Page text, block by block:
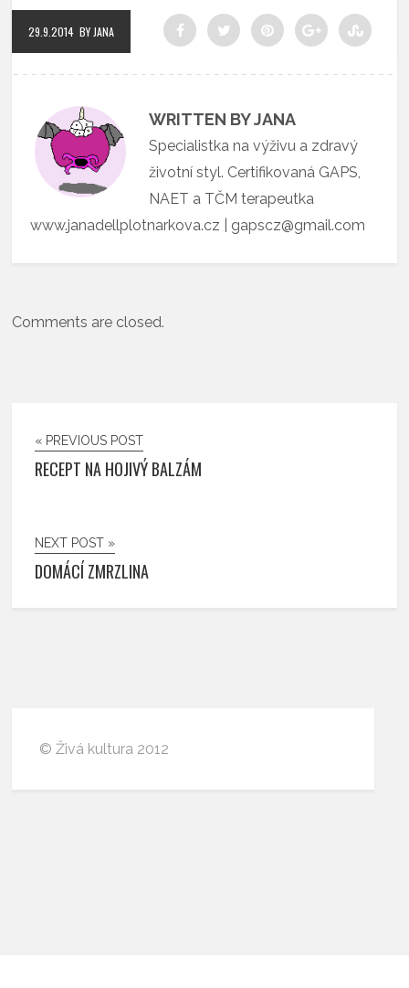
29.9.2014 BY JANA
WRITTEN BY JANA
Specialistka na výživu a zdravý
životní styl. Certifikovaná GAPS,
NAET a TČM terapeutka
www.janadellplotnarkova.cz | gapscz@gmail.com
Comments are closed.
« PREVIOUS POST
RECEPT NA HOJIVÝ BALZÁM
NEXT POST »
DOMÁCÍ ZMRZLINA
© Živá kultura 2012